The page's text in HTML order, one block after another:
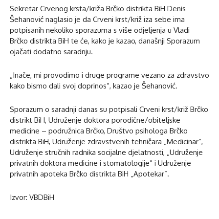
Sekretar Crvenog krsta/križa Brčko distrikta BiH Denis
Šehanović naglasio je da Crveni krst/križ iza sebe ima
potpisanih nekoliko sporazuma s više odjeljenja u Vladi
Brčko distrikta BiH te će, kako je kazao, današnji Sporazum
ojačati dodatno saradnju.
„Inače, mi provodimo i druge programe vezano za zdravstvo
kako bismo dali svoj doprinos”, kazao je Šehanović.
Sporazum o saradnji danas su potpisali Crveni krst/križ Brčko
distrikt BiH, Udruženje doktora porodične/obiteljske
medicine – podružnica Brčko, Društvo psihologa Brčko
distrikta BiH, Udruženje zdravstvenih tehničara „Medicinar“,
Udruženje stručnih radnika socijalne djelatnosti, „Udruženje
privatnih doktora medicine i stomatologije” i Udruženje
privatnih apoteka Brčko distrikta BiH „Apotekar”.
Izvor: VBDBiH